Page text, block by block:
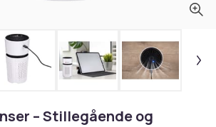
– Stillegående og